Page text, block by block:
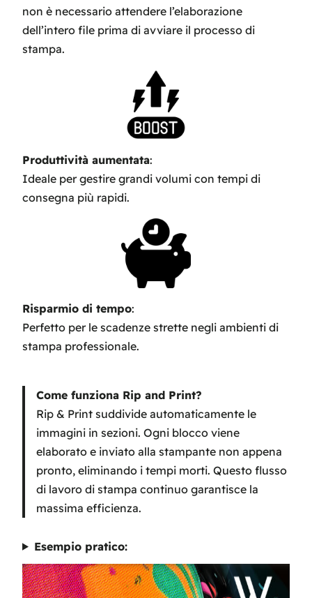
non è necessario attendere l’elaborazione
dell’intero file prima di avviare il processo di
stampa.
Produttività aumentata:
Ideale per gestire grandi volumi con tempi di
consegna più rapidi.
Risparmio di tempo:
Perfetto per le scadenze strette negli ambienti di
stampa professionale.
Come funziona Rip and Print?
Rip & Print suddivide automaticamente le
immagini in sezioni. Ogni blocco viene
elaborato e inviato alla stampante non appena
pronto, eliminando i tempi morti. Questo flusso
di lavoro di stampa continuo garantisce la
massima efficienza.
Esempio pratico: